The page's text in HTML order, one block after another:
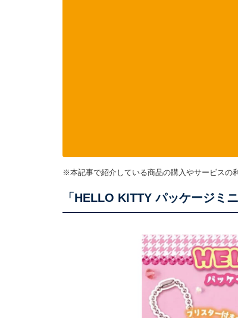
※本記事で紹介している商品の購入やサービスの
「HELLO KITTY パッケージミ